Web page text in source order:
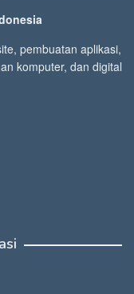
pembuatan aplikasi,
komputer, dan digital